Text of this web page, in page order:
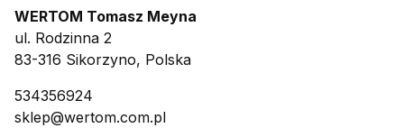
WERTOM Tomasz Meyna
ul. Rodzinna 2
83-316 Sikorzyno, Polska
534356924
sklep@wertom.com.pl